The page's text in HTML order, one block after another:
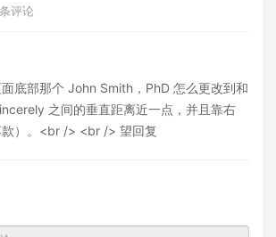
条评论
底部那个 John Smith，PhD 怎么更改到和
之间的垂直距离近一点，并且靠右
款）。<br /> <br /> 望回复